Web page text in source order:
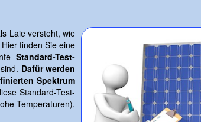
Laie versteht, wie
finden Sie eine
Standard-Test-
Dafür werden
Spektrum
Standard-Test-
Temperaturen),